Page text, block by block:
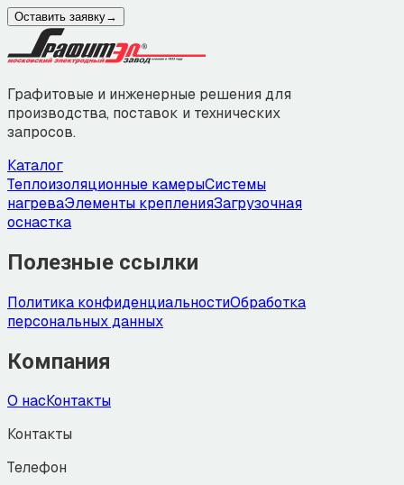
Оставить заявку→
Графитовые и инженерные решения для
производства, поставок и технических
запросов.
Каталог
Теплоизоляционные камерыСистемы
нагреваЭлементы крепленияЗагрузочная
оснастка
Полезные ссылки
Политика конфиденциальностиОбработка
персональных данных
Компания
О насКонтакты
Контакты
Телефон